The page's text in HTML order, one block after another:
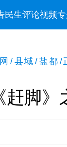
民生评论视频
/ 县域 / 盐都 /
脚》